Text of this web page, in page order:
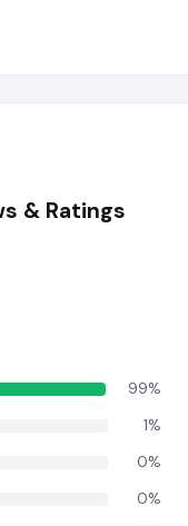
& Ratings
99%
1%
0%
0%